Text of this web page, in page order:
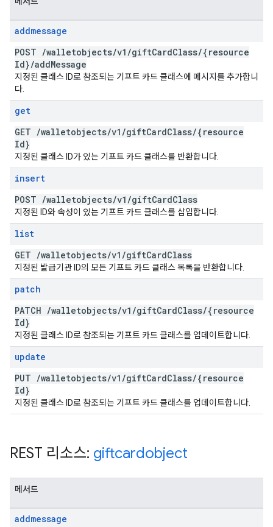
addmessage
POST /walletobjects/v1 /giftCardClass/{resource
Id}/addMessage
지정된 클래스 ID로 참조되는 기프트 카드 클래스에 메시지를 추가합니
다.
get
GET /walletobjects/v1 /giftCardClass/{resource
Id}
지정된 클래스 ID가 있는 기프트 카드 클래스를 반환합니다.
insert
POST /walletobjects/v1 /giftCardClass
지정된 ID와 속성이 있는 기프트 카드 클래스를 삽입합니다.
list
GET /walletobjects/v1 /giftCardClass
지정된 발급기관 ID의 모든 기프트 카드 클래스 목록을 반환합니다.
patch
PATCH /walletobjects/v1 /giftCardClass/{resource
Id}
지정된 클래스 ID로 참조되는 기프트 카드 클래스를 업데이트합니다.
update
PUT /walletobjects/v1 /giftCardClass/{resource
Id}
지정된 클래스 ID로 참조되는 기프트 카드 클래스를 업데이트합니다.
REST 리소스: giftcardobject
메서드
addmessage